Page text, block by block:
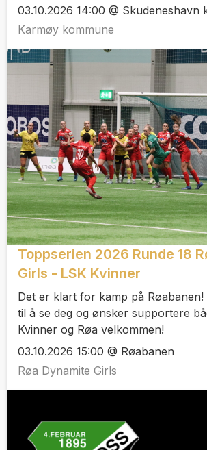
03.10.2026 14:00 @ Skudeneshavn
Karmøy kommune
Toppserien 2026 Runde 18
Girls - LSK Kvinner
Det er klart for kamp på Røabanen!
til å se deg og ønsker supportere
Kvinner og Røa velkommen!
03.10.2026 15:00 @ Røabanen
Røa Dynamite Girls